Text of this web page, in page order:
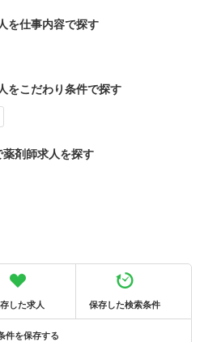
を仕事内容で探す
をこだわり条件で探す
剤師求人を探す
した求人 保存した検索条件
件を保存する